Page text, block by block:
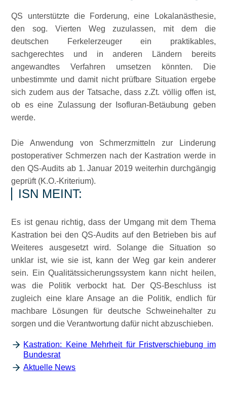
QS unterstützte die Forderung, eine Lokalanästhesie,
den sog. Vierten Weg zuzulassen, mit dem die
deutschen Ferkelerzeuger ein praktikables,
sachgerechtes und in anderen Ländern bereits
angewandtes Verfahren umsetzen könnten. Die
unbestimmte und damit nicht prüfbare Situation ergebe
sich zudem aus der Tatsache, dass z.Zt. völlig offen ist,
ob es eine Zulassung der Isofluran-Betäubung geben
werde.
Die Anwendung von Schmerzmitteln zur Linderung
postoperativer Schmerzen nach der Kastration werde in
den QS-Audits ab 1. Januar 2019 weiterhin durchgängig
geprüft (K.O.-Kriterium).
ISN MEINT:
Es ist genau richtig, dass der Umgang mit dem Thema
Kastration bei den QS-Audits auf den Betrieben bis auf
Weiteres ausgesetzt wird. Solange die Situation so
unklar ist, wie sie ist, kann der Weg gar kein anderer
sein. Ein Qualitätssicherungssystem kann nicht heilen,
was die Politik verbockt hat. Der QS-Beschluss ist
zugleich eine klare Ansage an die Politik, endlich für
machbare Lösungen für deutsche Schweinehalter zu
sorgen und die Verantwortung dafür nicht abzuschieben.
Kastration: Keine Mehrheit für Fristverschiebung im
Bundesrat
Aktuelle News